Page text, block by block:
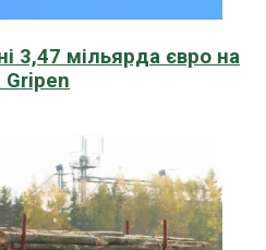
3,47 мільярда євро на
Gripen